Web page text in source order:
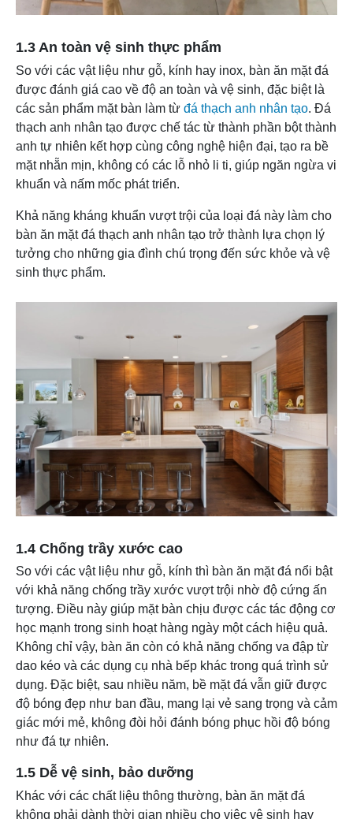
1.3 An toàn vệ sinh thực phẩm
So với các vật liệu như gỗ, kính hay inox, bàn ăn mặt đá
được đánh giá cao về độ an toàn và vệ sinh, đặc biệt là
các sản phẩm mặt bàn làm từ đá thạch anh nhân tạo. Đá
thạch anh nhân tạo được chế tác từ thành phần bột thành
anh tự nhiên kết hợp cùng công nghệ hiện đại, tạo ra bề
mặt nhẵn mịn, không có các lỗ nhỏ li ti, giúp ngăn ngừa vi
khuẩn và nấm mốc phát triển.
Khả năng kháng khuẩn vượt trội của loại đá này làm cho
bàn ăn mặt đá thạch anh nhân tạo trở thành lựa chọn lý
tưởng cho những gia đình chú trọng đến sức khỏe và vệ
sinh thực phẩm.
1.4 Chống trầy xước cao
So với các vật liệu như gỗ, kính thì bàn ăn mặt đá nổi bật
với khả năng chống trầy xước vượt trội nhờ độ cứng ấn
tượng. Điều này giúp mặt bàn chịu được các tác động cơ
học mạnh trong sinh hoạt hàng ngày một cách hiệu quả.
Không chỉ vậy, bàn ăn còn có khả năng chống va đập từ
dao kéo và các dụng cụ nhà bếp khác trong quá trình sử
dụng. Đặc biệt, sau nhiều năm, bề mặt đá vẫn giữ được
độ bóng đẹp như ban đầu, mang lại vẻ sang trọng và cảm
giác mới mẻ, không đòi hỏi đánh bóng phục hồi độ bóng
như đá tự nhiên.
1.5 Dễ vệ sinh, bảo dưỡng
Khác với các chất liệu thông thường, bàn ăn mặt đá
không phải dành thời gian nhiều cho việc vệ sinh hay